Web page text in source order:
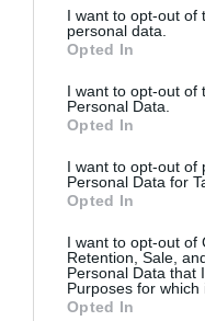
I want to opt-out of
personal data.
Opted In
I want to opt-out of
Personal Data.
Opted In
I want to opt-out of
Personal Data for
Opted In
I want to opt-out of
Retention, Sale,
Personal Data that
Purposes for which
Opted In
RELATED STORY